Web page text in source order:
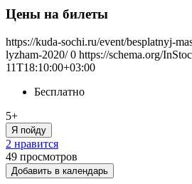
Цены на билеты
https://kuda-sochi.ru/event/besplatnyj-
lyzham-2020/ 0 https://schema.org/
11T18:10:00+03:00
Бесплатно
5+
Я пойду
2 нравится
49 просмотров
Добавить в календарь